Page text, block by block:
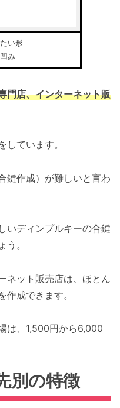
い形
み
門店、インターネット販
ています。
鍵作成）が難しいと言わ
いディンプルキーの合鍵
。
ネット販売店は、ほとん
作成できます。
は、1,500円から6,000
別の特徴